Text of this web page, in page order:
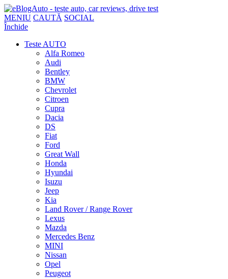
MENIU CAUTĂ SOCIAL
Închide
Teste AUTO
Alfa Romeo
Audi
Bentley
BMW
Chevrolet
Citroen
Cupra
Dacia
DS
Fiat
Ford
Great Wall
Honda
Hyundai
Isuzu
Jeep
Kia
Land Rover / Range Rover
Lexus
Mazda
Mercedes Benz
MINI
Nissan
Opel
Peugeot